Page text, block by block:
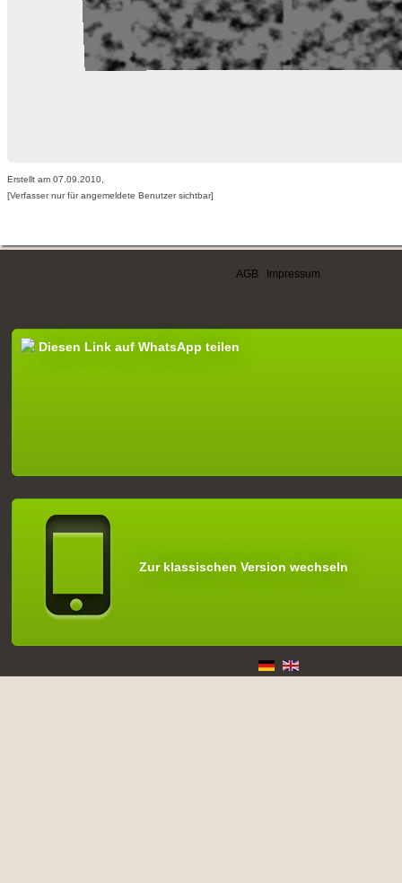
Erstellt am 07.09.2010,
[Verfasser nur für angemeldete Benutzer sichtbar]
AGB Impressum
Diesen Link auf WhatsApp teilen
Zur klassischen Version wechseln